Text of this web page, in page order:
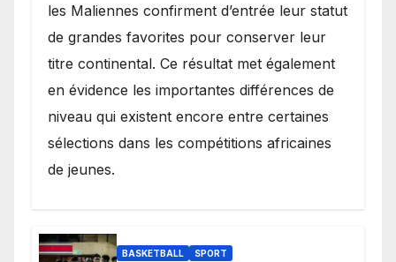
les Maliennes confirment d’entrée leur statut
de grandes favorites pour conserver leur
titre continental. Ce résultat met également
en évidence les importantes différences de
niveau qui existent encore entre certaines
sélections dans les compétitions africaines
de jeunes.
BASKETBALL SPORT